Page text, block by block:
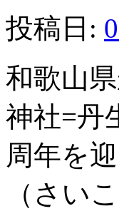
投稿日:
和歌山
神社=丹
周年を
（さい